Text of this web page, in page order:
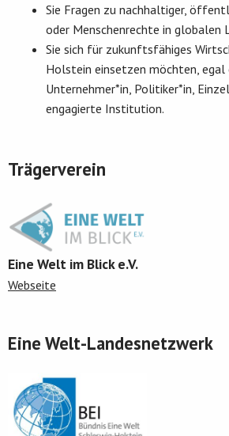
Sie Fragen zu nachhaltiger,
oder Menschenrechte in globalen
Sie sich für zukunftsfähiges
Holstein einsetzen möchten, egal
Unternehmer*in, Politiker*in,
engagierte Institution.
Trägerverein
Eine Welt im Blick e.V.
Webseite
Eine Welt-Landesnetzwerk